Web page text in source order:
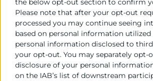
the below opt-out section to confirm
Please note that after your opt-out
processed you may continue seeing
based on personal information utilized
personal information disclosed to
your opt-out. You may separately opt-
disclosure of your personal
on the IAB’s list of downstream
mercado laboral actual. El curso está
que trabajes herramientas útiles,
perfil profesional y construyas un
aplicable a tus próximos pasos.